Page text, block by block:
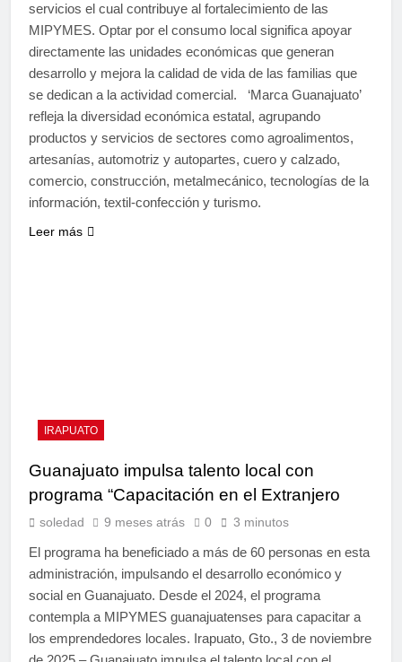
servicios el cual contribuye al fortalecimiento de las
MIPYMES. Optar por el consumo local significa apoyar
directamente las unidades económicas que generan
desarrollo y mejora la calidad de vida de las familias que
se dedican a la actividad comercial. ‘Marca Guanajuato’
refleja la diversidad económica estatal, agrupando
productos y servicios de sectores como agroalimentos,
artesanías, automotriz y autopartes, cuero y calzado,
comercio, construcción, metalmecánico, tecnologías de la
información, textil-confección y turismo.
Leer más
IRAPUATO
Guanajuato impulsa talento local con
programa “Capacitación en el Extranjero
soledad 9 meses atrás 0 3 minutos
El programa ha beneficiado a más de 60 personas en esta
administración, impulsando el desarrollo económico y
social en Guanajuato. Desde el 2024, el programa
contempla a MIPYMES guanajuatenses para capacitar a
los emprendedores locales. Irapuato, Gto., 3 de noviembre